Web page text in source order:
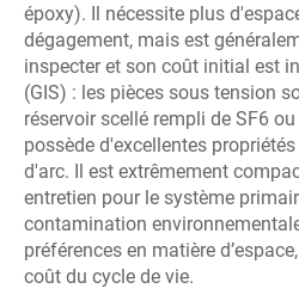
époxy). Il nécessite plus
dégagement, mais est
inspecter et son coût initial est
(GIS) : les pièces sous tension
réservoir scellé rempli de SF6
possède d'excellentes
d'arc. Il est extrêmement
entretien pour le système
contamination
préférences en matière
coût du cycle de vie.